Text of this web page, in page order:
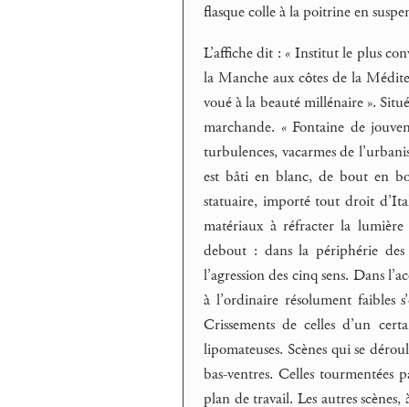
flasque colle à la poitrine en
L’affiche dit : « Institut le plus
la Manche aux côtes de la
voué à la beauté millénaire ».
marchande. « Fontaine de
turbulences, vacarmes de
est bâti en blanc, de bout en
statuaire, importé tout droit
matériaux à réfracter la
debout : dans la périphérie
l’agression des cinq sens. Dans
à l’ordinaire résolument faibles
Crissements de celles d’un
lipomateuses. Scènes qui se
bas-ventres. Celles tourmentées
plan de travail. Les autres